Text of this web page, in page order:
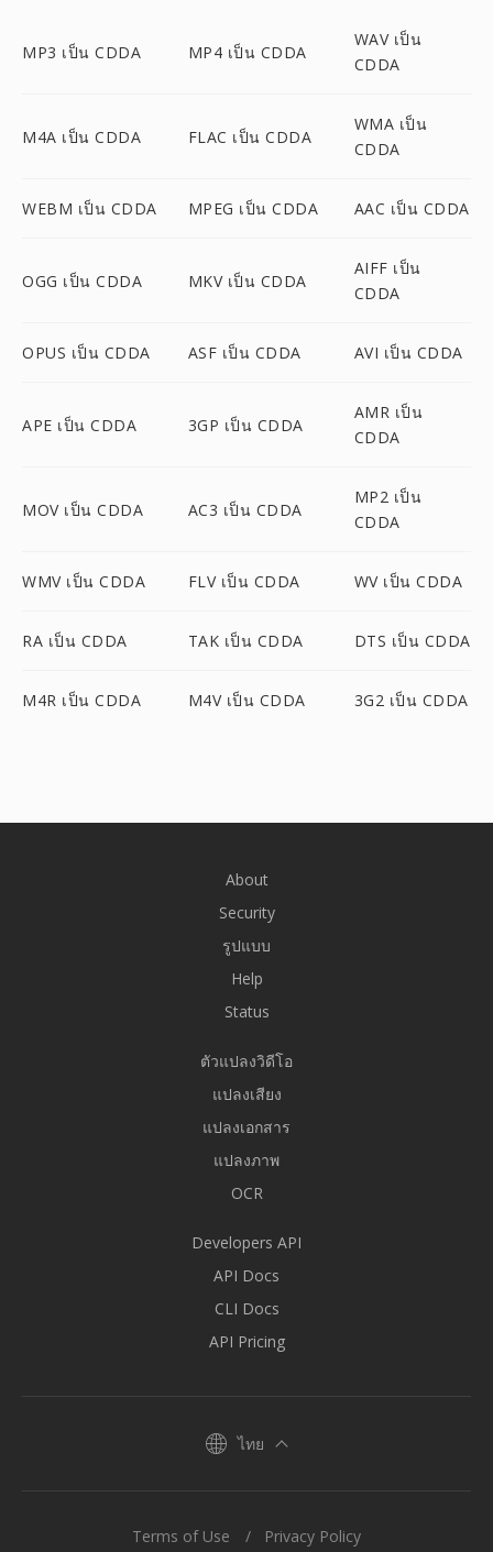
MP3 เป็น CDDA MP4 เป็น CDDA
WAV เป็น
CDDA
M4A เป็น CDDA FLAC เป็น CDDA
WMA เป็น
CDDA
WEBM เป็น CDDA MPEG เป็น CDDA AAC เป็น CDDA
OGG เป็น CDDA MKV เป็น CDDA
AIFF เป็น
CDDA
OPUS เป็น CDDA ASF เป็น CDDA AVI เป็น CDDA
APE เป็น CDDA 3GP เป็น CDDA
AMR เป็น
CDDA
MOV เป็น CDDA AC3 เป็น CDDA
MP2 เป็น
CDDA
WMV เป็น CDDA FLV เป็น CDDA WV เป็น CDDA
RA เป็น CDDA TAK เป็น CDDA DTS เป็น CDDA
M4R เป็น CDDA M4V เป็น CDDA 3G2 เป็น CDDA
About
Security
รูปแบบ
Help
Status
ตัวแปลงวิดีโอ
แปลงเสียง
แปลงเอกสาร
แปลงภาพ
OCR
Developers API
API Docs
CLI Docs
API Pricing
ไทย
Terms of Use Privacy Policy